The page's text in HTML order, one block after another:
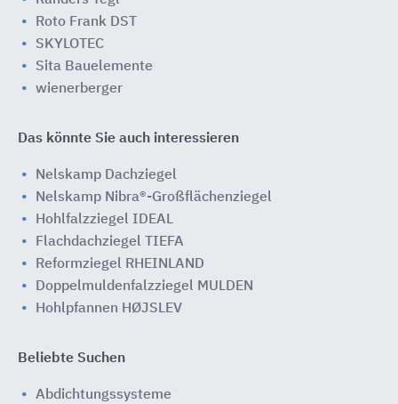
Roto Frank DST
SKYLOTEC
Sita Bauelemente
wienerberger
Das könnte Sie auch interessieren
Nelskamp Dachziegel
Nelskamp Nibra®-Großflächenziegel
Hohlfalzziegel IDEAL
Flachdachziegel TIEFA
Reformziegel RHEINLAND
Doppelmuldenfalzziegel MULDEN
Hohlpfannen HØJSLEV
Beliebte Suchen
Abdichtungssysteme